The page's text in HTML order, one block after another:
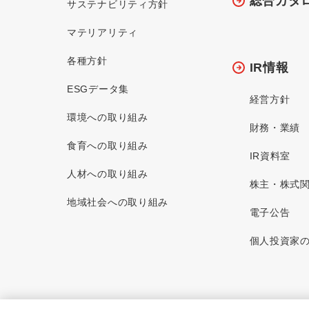
サステナビリティ方針
マテリアリティ
各種方針
ESGデータ集
環境への取り組み
食育への取り組み
人材への取り組み
地域社会への取り組み
IR情報
経営方針
財務・業績
IR資料室
株主・株式
電子公告
個人投資家